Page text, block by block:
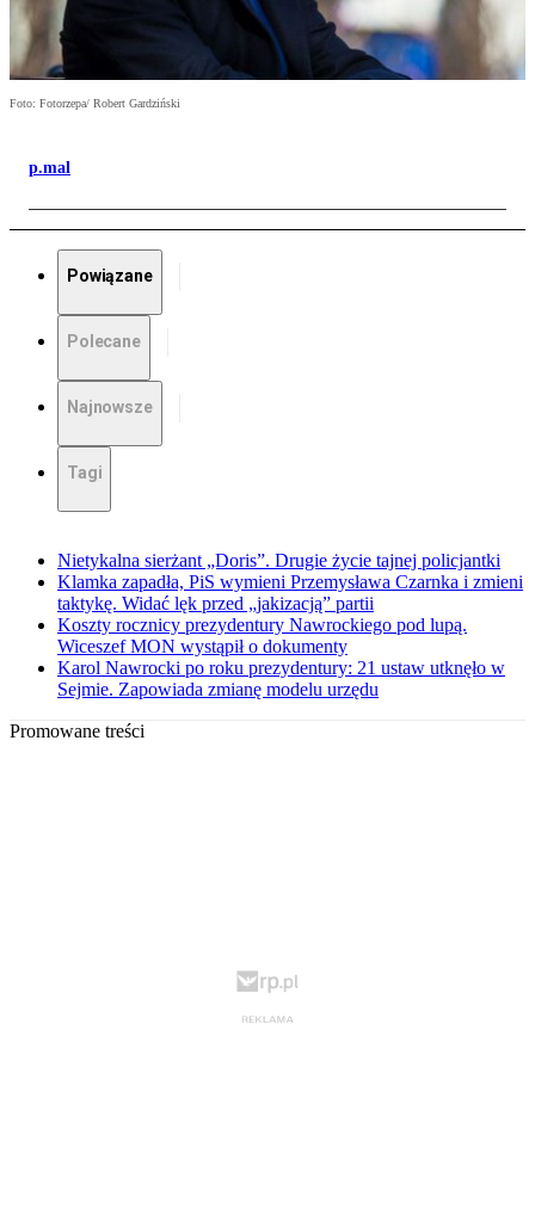
Foto: Fotorzepa/ Robert Gardziński
p.mal
Powiązane
Polecane
Najnowsze
Tagi
Nietykalna sierżant „Doris”. Drugie życie tajnej policjantki
Klamka zapadła, PiS wymieni Przemysława Czarnka i zmieni
taktykę. Widać lęk przed „jakizacją” partii
Koszty rocznicy prezydentury Nawrockiego pod lupą.
Wiceszef MON wystąpił o dokumenty
Karol Nawrocki po roku prezydentury: 21 ustaw utknęło w
Sejmie. Zapowiada zmianę modelu urzędu
Promowane treści